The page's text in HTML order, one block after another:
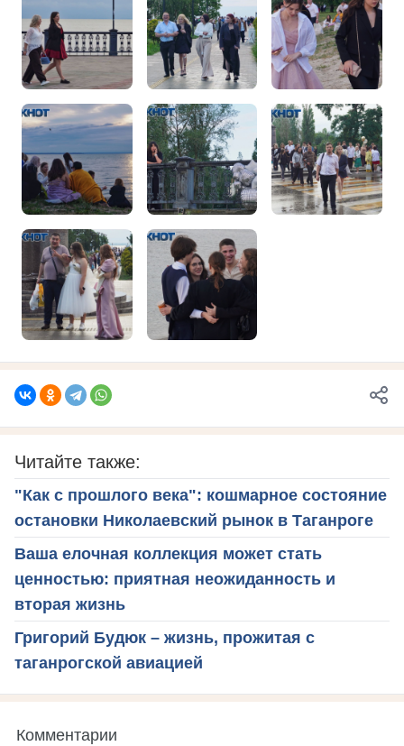
Читайте также:
"Как с прошлого века": кошмарное состояние
остановки Николаевский рынок в Таганроге
Ваша елочная коллекция может стать
ценностью: приятная неожиданность и
вторая жизнь
Григорий Будюк – жизнь, прожитая с
таганрогской авиацией
Комментарии